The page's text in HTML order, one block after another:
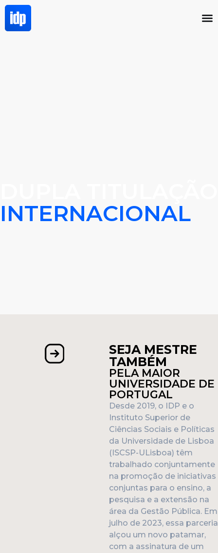
INTERNACIONAL
SEJA MESTRE
TAMBÉM
PELA MAIOR
UNIVERSIDADE DE
PORTUGAL
Desde 2019, o IDP e o
Instituto Superior de
Ciências Sociais e Políticas
da Universidade de Lisboa
(ISCSP-ULisboa) têm
trabalhado conjuntamente
na promoção de iniciativas
conjuntas para o ensino, a
pesquisa e a extensão na
área da Gestão Pública. Em
julho de 2023, essa parceria
alçou um novo patamar,
com a assinatura de um